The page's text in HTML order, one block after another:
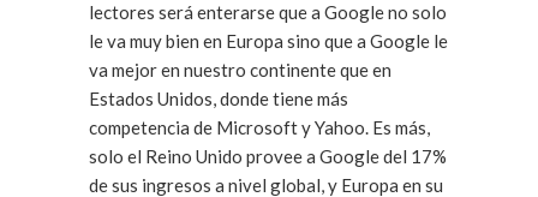
lectores será enterarse que a Google no solo
le va muy bien en Europa sino que a Google le
va mejor en nuestro continente que en
Estados Unidos, donde tiene más
competencia de Microsoft y Yahoo. Es más,
solo el Reino Unido provee a Google del 17%
de sus ingresos a nivel global, y Europa en su